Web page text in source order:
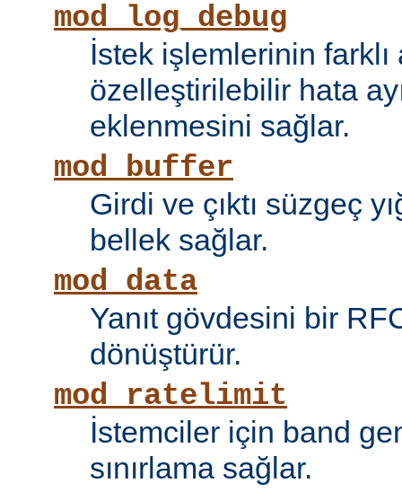
mod_log_debug
İstek işlemlerinin farklı
özelleştirilebilir hata
eklenmesini sağlar.
mod_buffer
Girdi ve çıktı süzgeç
bellek sağlar.
mod_data
Yanıt gövdesini bir
dönüştürür.
mod_ratelimit
İstemciler için band
sınırlama sağlar.